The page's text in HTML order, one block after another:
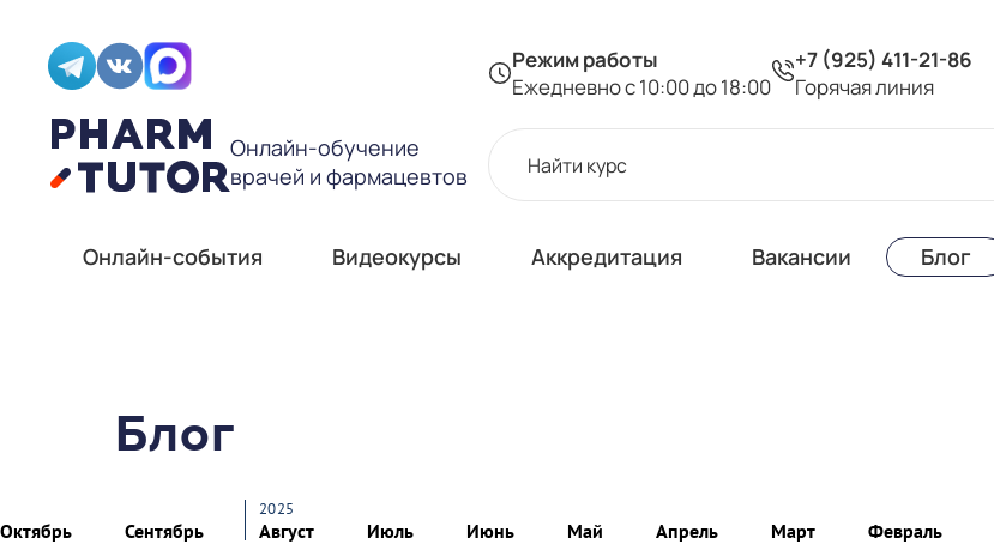
Онлайн-обучение
врачей и фармацевтов
Режим работы
Ежедневно с 10:00 до 18:00
+7 (925) 411-21-86
Горячая линия
Онлайн-события Видеокурсы Аккредитация Вакансии Блог
Блог
Октябрь Сентябрь
2025
Август Июль Июнь Май Апрель Март Февраль